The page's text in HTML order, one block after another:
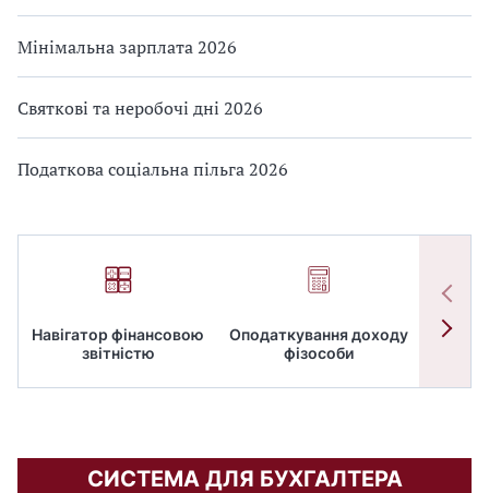
Мінімальна зарплата 2026
Святкові та неробочі дні 2026
Податкова соціальна пільга 2026
Навігатор фінансовою
звітністю
Оподаткування доходу
фізособи
СИСТЕМА ДЛЯ БУХГАЛТЕРА